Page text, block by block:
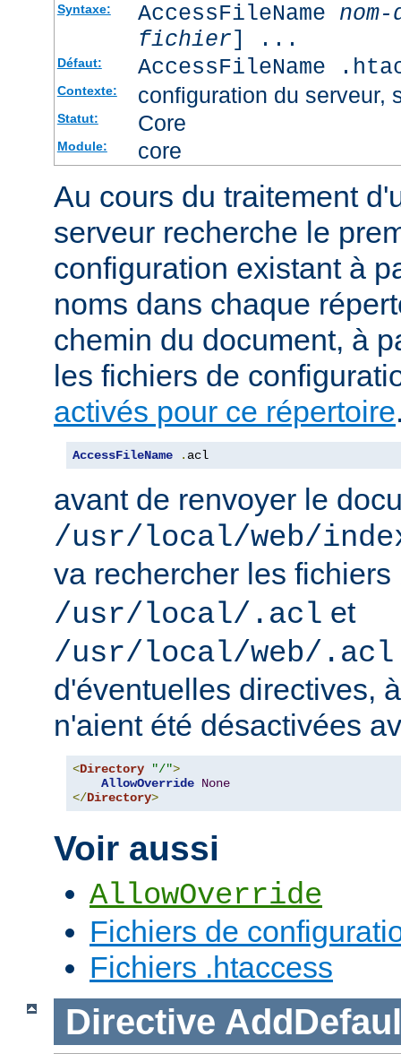
Syntaxe: AccessFileName
fichier] ...
Défaut: AccessFileName
Contexte: configuration du serveur,
Statut: Core
Module: core
Au cours du traitement
serveur recherche le
configuration existant à
noms dans chaque
chemin du document, à
les fichiers de
activés pour ce répertoire
AccessFileName . acl
avant de renvoyer le
/usr/local/web/
va rechercher les fichiers
/usr/local/.acl et
/usr/local/web/.acl
d'éventuelles directives,
n'aient été désactivées
<Directory "/">
AllowOverride None
</Directory>
Voir aussi
AllowOverride
Fichiers de
Fichiers .htaccess
Directive